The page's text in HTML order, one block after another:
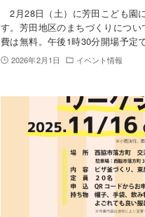
2月28日（土）に芳田こども園
す。芳田地区のまちづくりにつ
費は無料。午後1時30分開場予定
2026年2月1日 イベント情報